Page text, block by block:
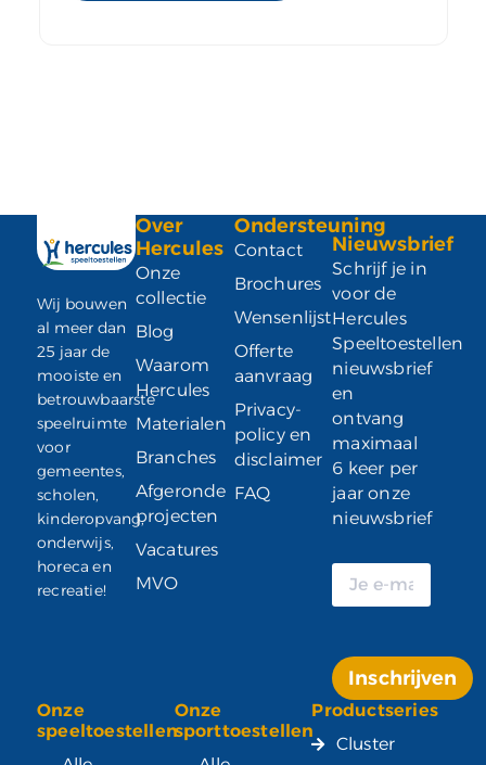
Wij bouwen
al meer dan
25 jaar de
mooiste en
betrouwbaarste
speelruimte
voor
gemeentes,
scholen,
kinderopvang,
onderwijs,
horeca en
recreatie!
Over
Hercules
Onze
collectie
Blog
Waarom
Hercules
Materialen
Branches
Afgeronde
projecten
Vacatures
MVO
Ondersteuning
Contact
Brochures
Wensenlijst
Offerte
aanvraag
Privacy-
policy en
disclaimer
FAQ
Nieuwsbrief
Schrijf je in
voor de
Hercules
Speeltoestellen
nieuwsbrief
en
ontvang
maximaal
6 keer per
jaar onze
nieuwsbrief
Inschrijven
Alternative:
Onze
speeltoestellen
Onze
sporttoestellen
Productseries
Cluster